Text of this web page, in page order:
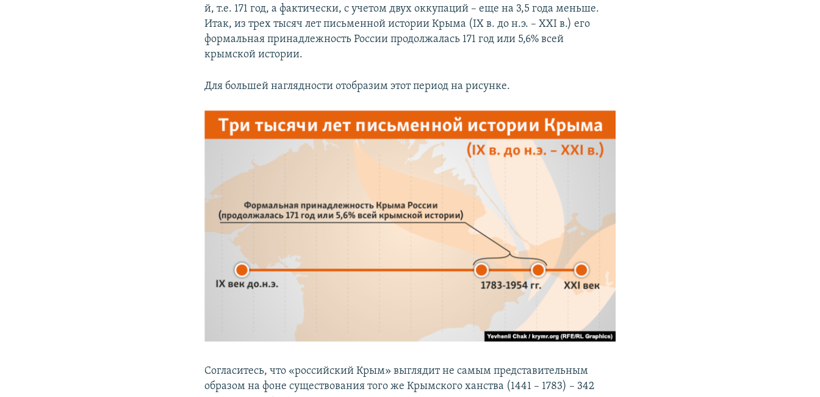
й, т.е. 171 год, а фактически, с учетом двух оккупаций – еще на 3,5 года меньше.
Итак, из трех тысяч лет письменной истории Крыма (ІХ в. до н.э. – ХХІ в.) его
формальная принадлежность России продолжалась 171 год или 5,6% всей
крымской истории.
Для большей наглядности отобразим этот период на рисунке.
Согласитесь, что «российский Крым» выглядит не самым представительным
образом на фоне существования того же Крымского ханства (1441 – 1783) – 342